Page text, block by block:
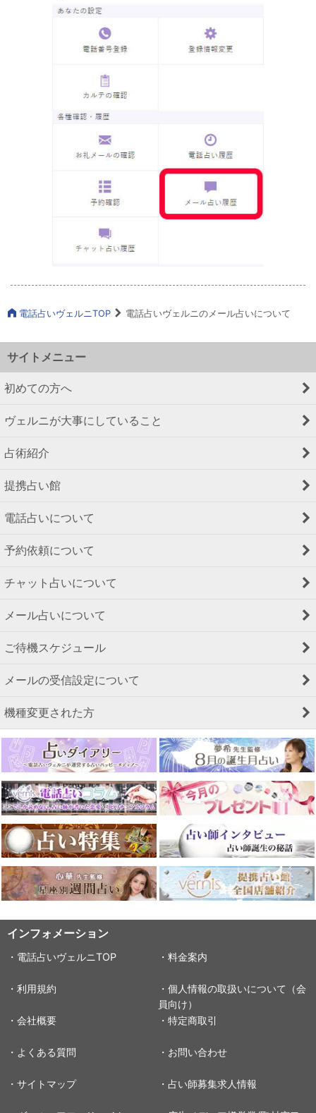
電話占いヴェルニTOP 電話占いヴェルニのメール占いについて
サイトメニュー
初めての方へ
ヴェルニが大事にしていること
占術紹介
提携占い館
電話占いについて
予約依頼について
チャット占いについて
メール占いについて
ご待機スケジュール
メールの受信設定について
機種変更された方
インフォメーション
・電話占いヴェルニTOP ・料金案内
・利用規約
・個人情報の取扱いについて（会
員向け）
・会社概要
・特定商取引
・よくある質問 ・お問い合わせ
・サイトマップ ・占い師募集求人情報